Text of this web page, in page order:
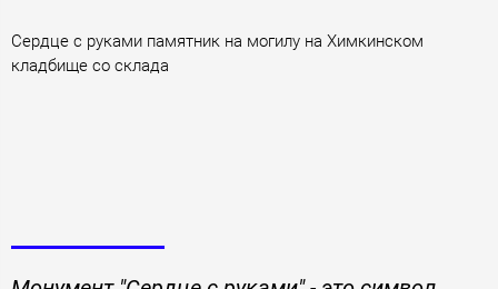
Сердце с руками памятник на могилу на Химкинском
кладбище со склада